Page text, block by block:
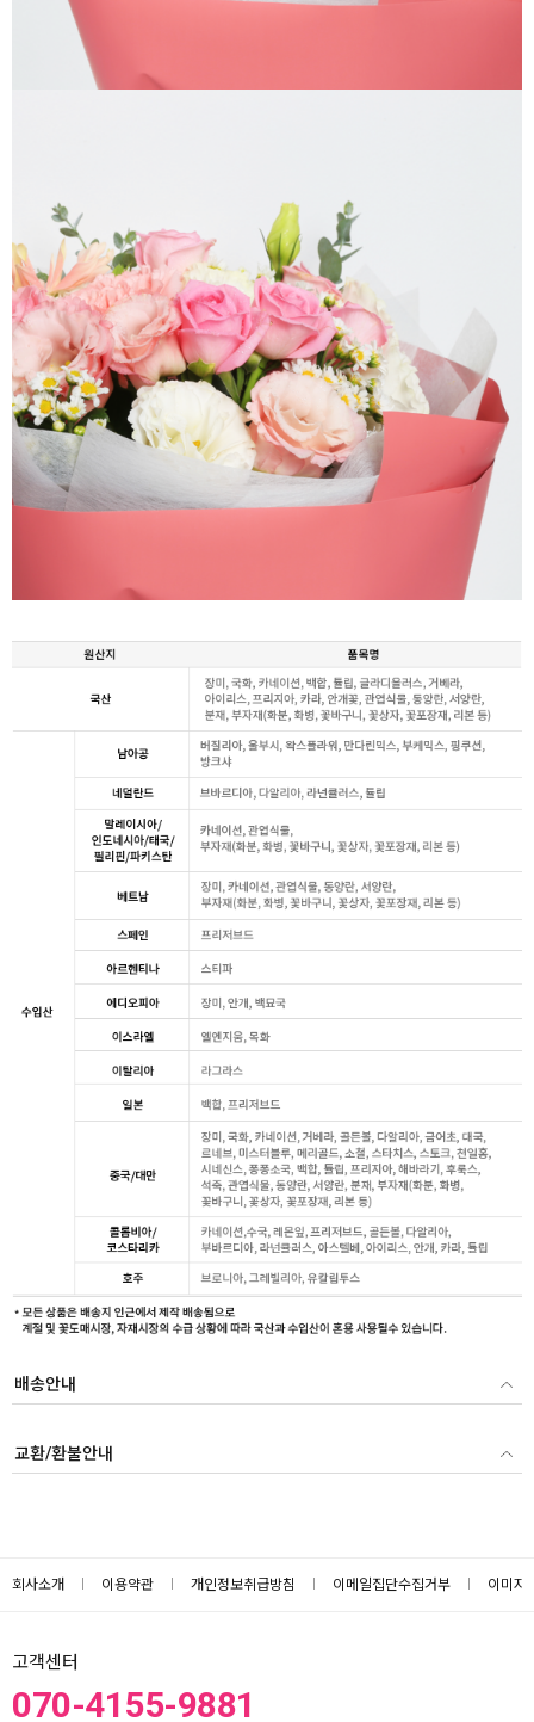
배송안내
교환/환불안내
회사소개 이용약관 개인정보취급방침 이메일집단수집거부 이미지
고객센터
070-4155-9881